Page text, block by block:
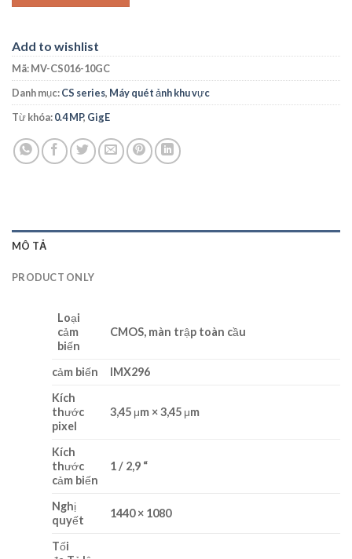
Add to wishlist
Mã:MV-CS016-10GC
Danh mục:CS series, Máy quét ảnh khu vực
Từ khóa:0.4 MP, GigE
MÔ TẢ
PRODUCT ONLY
Loại
cảm
biến
CMOS, màn trập toàn cầu
cảm biến
IMX296
Kích
thước
pixel
3,45 μm × 3,45 μm
Kích
thước
cảm biến
1 / 2,9 “
Nghị
quyết
1440 × 1080
Tối